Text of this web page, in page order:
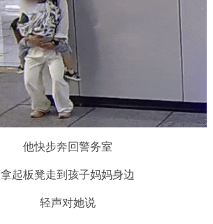
他快步奔回警务室
拿起板凳走到孩子妈妈身边
轻声对她说